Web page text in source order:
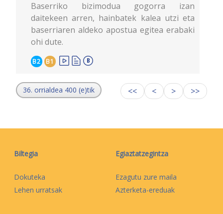
Baserriko bizimodua gogorra izan
daitekeen arren, hainbatek kalea utzi eta
baserriaren aldeko apostua egitea erabaki
ohi dute.
B2 B1
36. orrialdea 400 (e)tik << < > >>
Biltegia
Dokuteka
Lehen urratsak
Egiaztatzegintza
Ezagutu zure maila
Azterketa-ereduak